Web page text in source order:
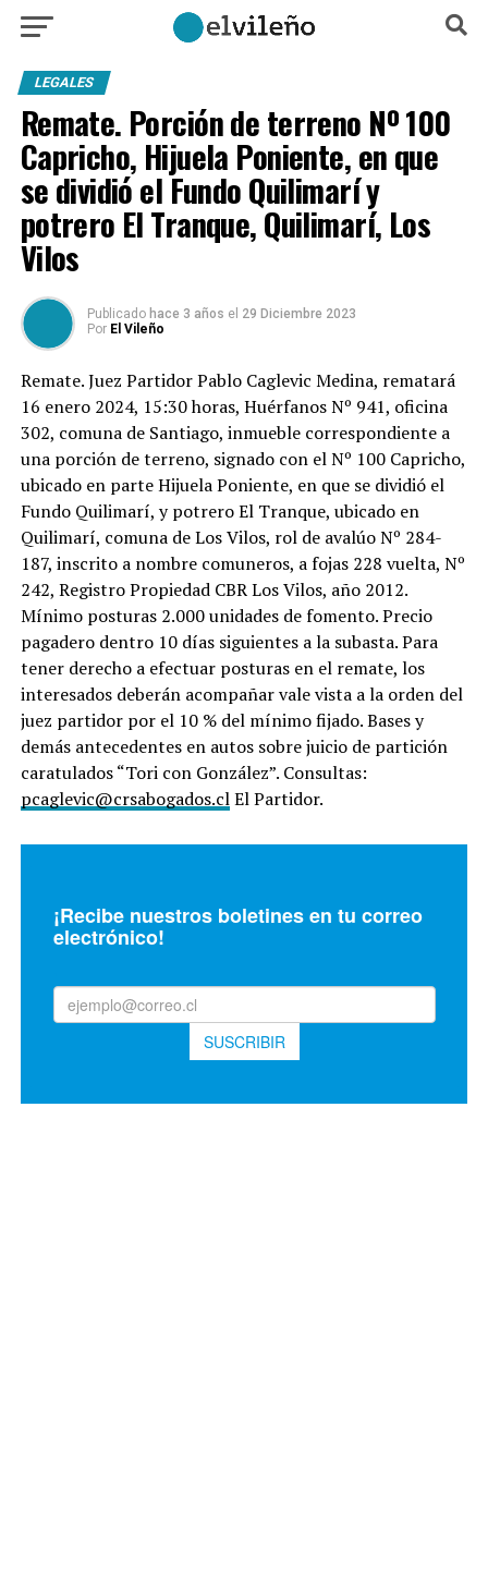
LEGALES
Remate. Porción de terreno Nº 100
Capricho, Hijuela Poniente, en que
se dividió el Fundo Quilimarí y
potrero El Tranque, Quilimarí, Los
Vilos
Publicado hace 3 años el 29 Diciembre 2023
Por El Vileño
Remate. Juez Partidor Pablo Caglevic Medina, rematará
16 enero 2024, 15:30 horas, Huérfanos Nº 941, oficina
302, comuna de Santiago, inmueble correspondiente a
una porción de terreno, signado con el Nº 100 Capricho,
ubicado en parte Hijuela Poniente, en que se dividió el
Fundo Quilimarí, y potrero El Tranque, ubicado en
Quilimarí, comuna de Los Vilos, rol de avalúo Nº 284-
187, inscrito a nombre comuneros, a fojas 228 vuelta, Nº
242, Registro Propiedad CBR Los Vilos, año 2012.
Mínimo posturas 2.000 unidades de fomento. Precio
pagadero dentro 10 días siguientes a la subasta. Para
tener derecho a efectuar posturas en el remate, los
interesados deberán acompañar vale vista a la orden del
juez partidor por el 10 % del mínimo fijado. Bases y
demás antecedentes en autos sobre juicio de partición
caratulados “Tori con González”. Consultas:
pcaglevic@crsabogados.clEl Partidor.